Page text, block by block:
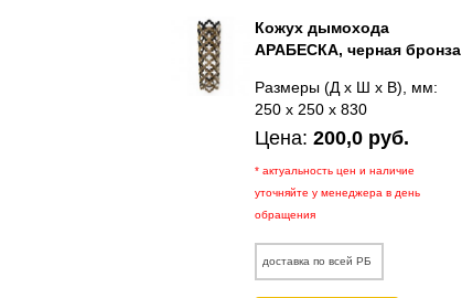
Кожух дымохода
АРАБЕСКА, черная бронза
Размеры (Д х Ш х В), мм:
250 х 250 х 830
Цена:200,0 руб.
* актуальность цен и наличие
уточняйте у менеджера в день
обращения
доставка по всей РБ